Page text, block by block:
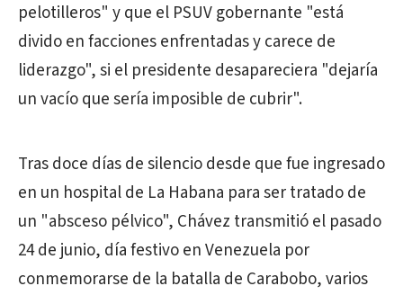
pelotilleros" y que el PSUV gobernante "está
divido en facciones enfrentadas y carece de
liderazgo", si el presidente desapareciera "dejaría
un vacío que sería imposible de cubrir".
Tras doce días de silencio desde que fue ingresado
en un hospital de La Habana para ser tratado de
un "absceso pélvico", Chávez transmitió el pasado
24 de junio, día festivo en Venezuela por
conmemorarse de la batalla de Carabobo, varios